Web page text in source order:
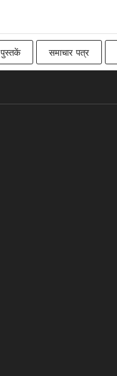
पुस्तकें समाचार पत्र